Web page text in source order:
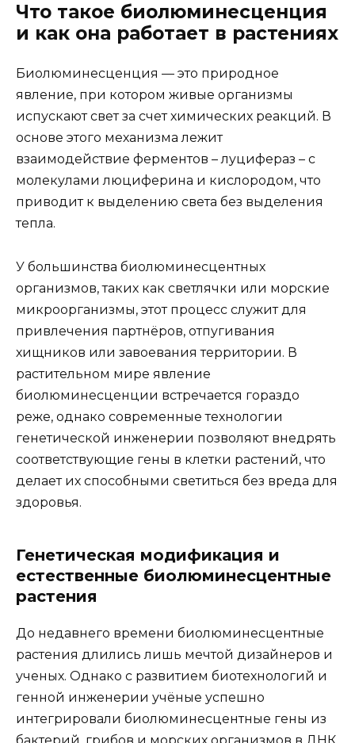
Что такое биолюминесценция
и как она работает в растениях
Биолюминесценция — это природное
явление, при котором живые организмы
испускают свет за счет химических реакций. В
основе этого механизма лежит
взаимодействие ферментов – луцифераз – с
молекулами люциферина и кислородом, что
приводит к выделению света без выделения
тепла.
У большинства биолюминесцентных
организмов, таких как светлячки или морские
микроорганизмы, этот процесс служит для
привлечения партнёров, отпугивания
хищников или завоевания территории. В
растительном мире явление
биолюминесценции встречается гораздо
реже, однако современные технологии
генетической инженерии позволяют внедрять
соответствующие гены в клетки растений, что
делает их способными светиться без вреда для
здоровья.
Генетическая модификация и
естественные биолюминесцентные
растения
До недавнего времени биолюминесцентные
растения длились лишь мечтой дизайнеров и
ученых. Однако с развитием биотехнологий и
генной инженерии учёные успешно
интегрировали биолюминесцентные гены из
бактерий, грибов и морских организмов в ДНК